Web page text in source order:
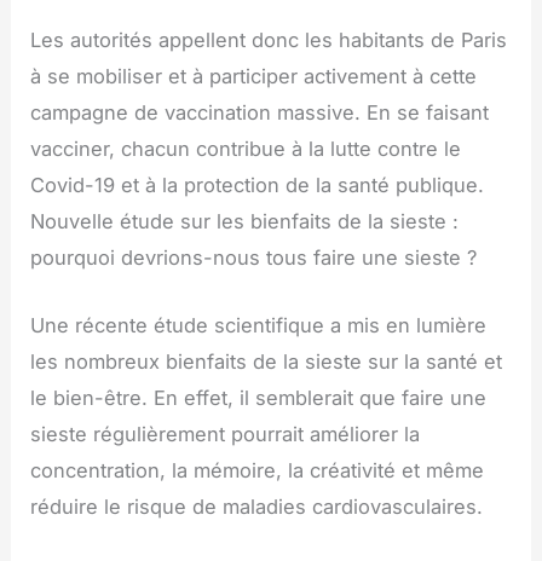
Les autorités appellent donc les habitants de Paris
à se mobiliser et à participer activement à cette
campagne de vaccination massive. En se faisant
vacciner, chacun contribue à la lutte contre le
Covid-19 et à la protection de la santé publique.
Nouvelle étude sur les bienfaits de la sieste :
pourquoi devrions-nous tous faire une sieste ?
Une récente étude scientifique a mis en lumière
les nombreux bienfaits de la sieste sur la santé et
le bien-être. En effet, il semblerait que faire une
sieste régulièrement pourrait améliorer la
concentration, la mémoire, la créativité et même
réduire le risque de maladies cardiovasculaires.